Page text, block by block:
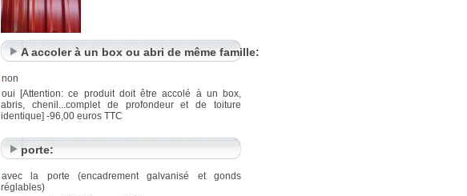
A accoler à un box ou abri de même famille:
non
oui [Attention: ce produit doit être accolé à un box,
abris, chenil...complet de profondeur et de toiture
identique] -96,00 euros TTC
porte:
avec la porte (encadrement galvanisé et gonds
réglables)